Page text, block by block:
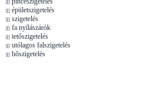
épületszigetelés
szigetelés
fa nyílászárók
tetőszigetelés
utólagos falszigetelés
hőszigetelés